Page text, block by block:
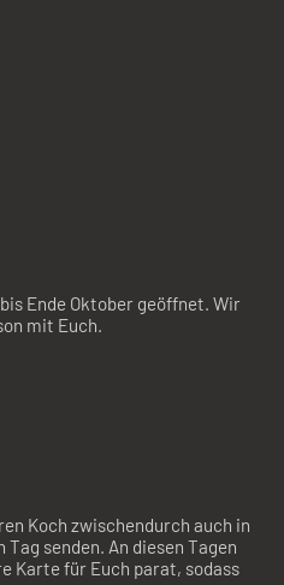
Ende Oktober geöffnet. Wir
mit Euch.
Koch zwischendurch auch in
senden. An diesen Tagen
Karte für Euch parat, sodass